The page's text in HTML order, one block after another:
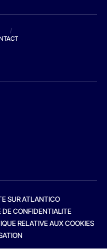
/
SUR ATLANTICO
DE CONFIDENTIALITE
RELATIVE AUX COOKIES